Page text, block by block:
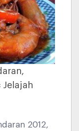
Jelajah
2012,